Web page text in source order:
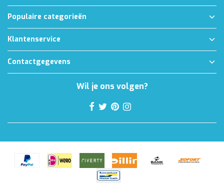
Populaire categorieën
Klantenservice
Contactgegevens
Wil je ons volgen?